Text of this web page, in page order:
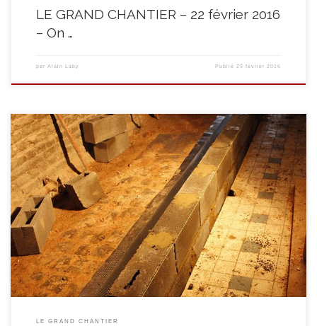
LE GRAND CHANTIER – 22 février 2016
– On …
par Alain Laby Publié29 février 2016
Un pépin ? Vieux bâtiment, problèmes enfouis ? Après avoir démonté les
planchers et gîtages, il s’est avéré qu’un des murs du 19 ne tenait plus que
par le seul poids du plancher. Sécurité et stabilité étant les mamelles de la
patrie (?), on démonte et on remonte!!!
LE GRAND CHANTIER